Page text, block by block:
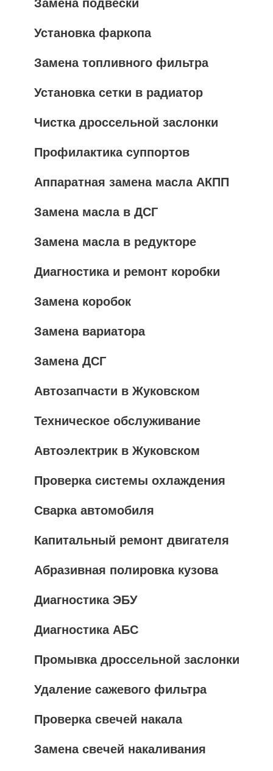
Замена подвески
Установка фаркопа
Замена топливного фильтра
Установка сетки в радиатор
Чистка дроссельной заслонки
Профилактика суппортов
Аппаратная замена масла АКПП
Замена масла в ДСГ
Замена масла в редукторе
Диагностика и ремонт коробки
Замена коробок
Замена вариатора
Замена ДСГ
Автозапчасти в Жуковском
Техническое обслуживание
Автоэлектрик в Жуковском
Проверка системы охлаждения
Сварка автомобиля
Капитальный ремонт двигателя
Абразивная полировка кузова
Диагностика ЭБУ
Диагностика АБС
Промывка дроссельной заслонки
Удаление сажевого фильтра
Проверка свечей накала
Замена свечей накаливания